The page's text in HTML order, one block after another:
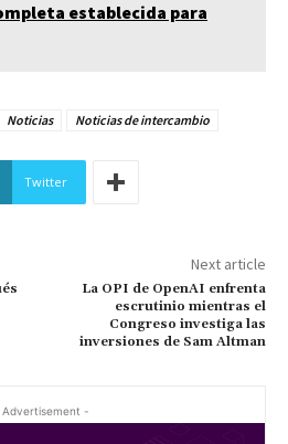
establecida para
Noticias Noticias de intercambio
Twitter
Next article
La OPI de OpenAI enfrenta
escrutinio mientras el
Congreso investiga las
inversiones de Sam Altman
-